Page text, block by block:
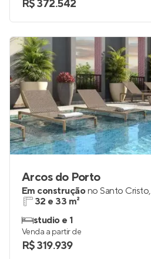
R$ 372.542
Arcos do Porto
Em construçãono Santo Cristo,
32 e 33 m²
studio e 1
Venda a partir de
R$ 319.939